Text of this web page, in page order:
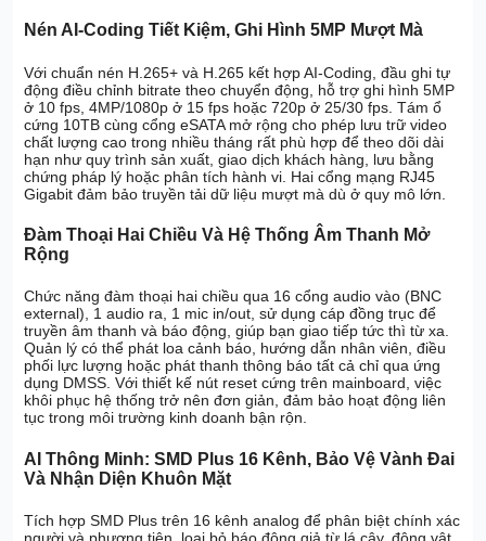
Nén AI-Coding Tiết Kiệm, Ghi Hình 5MP Mượt Mà
Với chuẩn nén H.265+ và H.265 kết hợp AI-Coding, đầu ghi tự
động điều chỉnh bitrate theo chuyển động, hỗ trợ ghi hình 5MP
ở 10 fps, 4MP/1080p ở 15 fps hoặc 720p ở 25/30 fps. Tám ổ
cứng 10TB cùng cổng eSATA mở rộng cho phép lưu trữ video
chất lượng cao trong nhiều tháng rất phù hợp để theo dõi dài
hạn như quy trình sản xuất, giao dịch khách hàng, lưu bằng
chứng pháp lý hoặc phân tích hành vi. Hai cổng mạng RJ45
Gigabit đảm bảo truyền tải dữ liệu mượt mà dù ở quy mô lớn.
Đàm Thoại Hai Chiều Và Hệ Thống Âm Thanh Mở
Rộng
Chức năng đàm thoại hai chiều qua 16 cổng audio vào (BNC
external), 1 audio ra, 1 mic in/out, sử dụng cáp đồng trục để
truyền âm thanh và báo động, giúp bạn giao tiếp tức thì từ xa.
Quản lý có thể phát loa cảnh báo, hướng dẫn nhân viên, điều
phối lực lượng hoặc phát thanh thông báo tất cả chỉ qua ứng
dụng DMSS. Với thiết kế nút reset cứng trên mainboard, việc
khôi phục hệ thống trở nên đơn giản, đảm bảo hoạt động liên
tục trong môi trường kinh doanh bận rộn.
AI Thông Minh: SMD Plus 16 Kênh, Bảo Vệ Vành Đai
Và Nhận Diện Khuôn Mặt
Tích hợp SMD Plus trên 16 kênh analog để phân biệt chính xác